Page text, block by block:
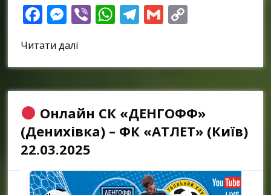
Facebook
Messenger
ViberWhatsApp
Telegram
Gmail
Читати далі
Онлайн СК «ДЕНГОФФ»
(Денихівка) – ФК «АТЛЕТ» (Київ)
22.03.2025